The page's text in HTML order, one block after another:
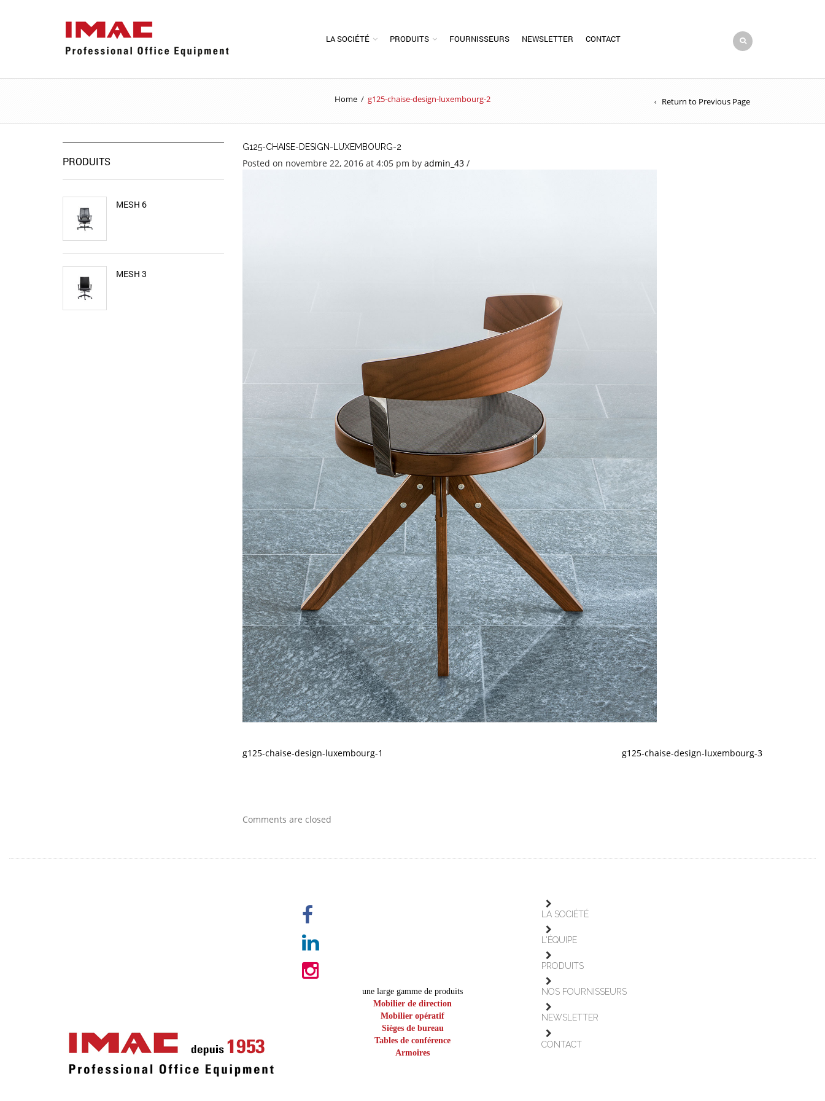
LA SOCIÉTÉ PRODUITS FOURNISSEURS NEWSLETTER CONTACT
Home / g125-chaise-design-luxembourg-2 Return to Previous Page
G125-CHAISE-DESIGN-LUXEMBOURG-2
Posted on novembre 22, 2016 at 4:05 pm by admin_43/
g125-chaise-design-luxembourg-1 g125-chaise-design-luxembourg-3
Comments are closed
PRODUITS
MESH 6
MESH 3
une large gamme de produits
Mobilier de direction
Mobilier opératif
Sièges de bureau
Tables de conférence
Armoires
LA SOCIÉTÉ
L'ÉQUIPE
PRODUITS
NOS FOURNISSEURS
NEWSLETTER
CONTACT